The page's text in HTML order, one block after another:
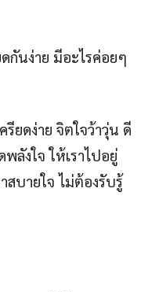
กันง่าย มีอะไรค่อยๆ
ยดง่าย จิตใจว้าวุ่น ดี
ลังใจ ให้เราไปอยู่
บายใจ ไม่ต้องรับรู้